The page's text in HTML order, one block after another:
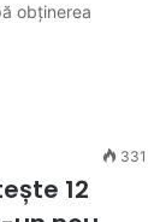
obținerea
331
12